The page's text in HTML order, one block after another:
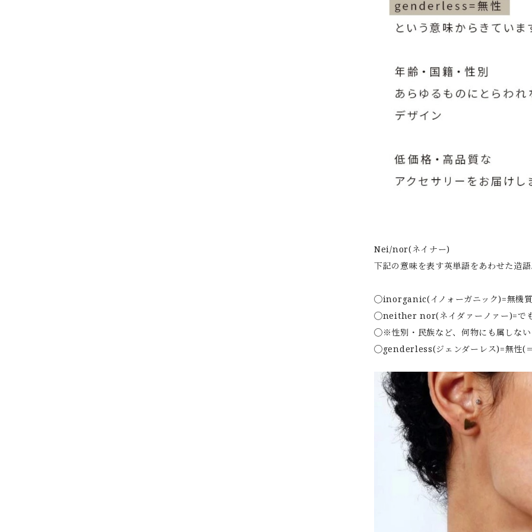
Nei/nor(ネイナー)
下記の意味を表す英単語をあわせた造
◯inorganic(イノォーガニック)=無機
◯neither nor(ネイダァーノァー)=で
◯※性別・民族など、何物にも属しな
◯genderless(ジェンダーレス)=無性(